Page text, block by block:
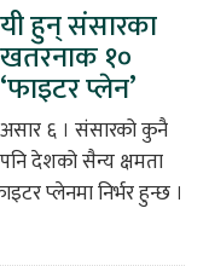
यी हुन् संसारका
खतरनाक १०
‘फाइटर प्लेन’
असार ६ । संसारको कुनै
पनि देशको सैन्य क्षमता
प्लेनमा निर्भर हुन्छ ।